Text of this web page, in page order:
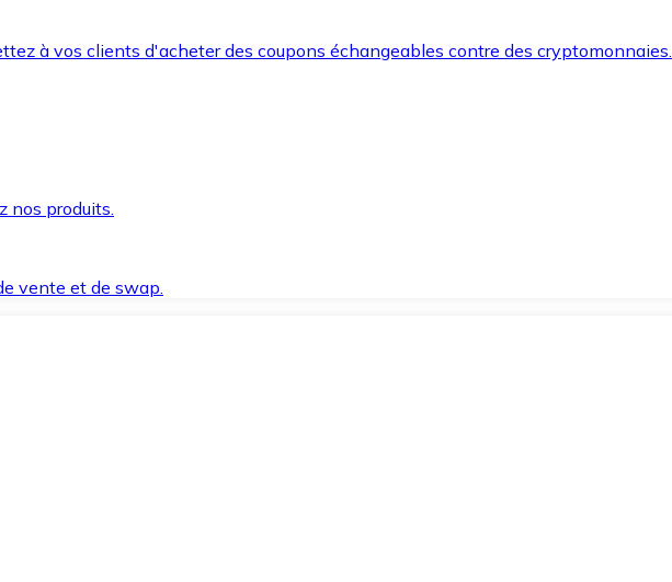
à vos clients d'acheter des coupons échangeables contre des cryptomonnaies.
nos produits.
vente et de swap.